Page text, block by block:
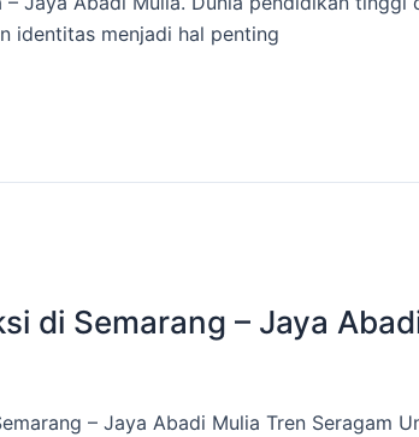
identitas menjadi hal penting
di Semarang – Jaya
– Jaya Abadi Mulia Tren Seragam